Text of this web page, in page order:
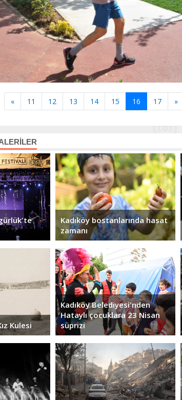
« 11 12 13 14 15 16 17 »
Kadıköy bostanlarında hasat
zamanı
Kulesi
Kadıköy Belediyesi'nden
Hataylı çocuklara 23 Nisan
süprizi